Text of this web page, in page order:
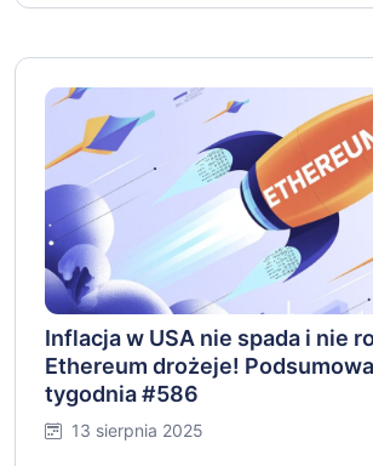
Inflacja w USA nie spada i nie
Ethereum drożeje!
tygodnia #586
13 sierpnia 2025